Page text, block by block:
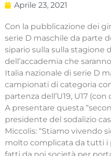
Aprile 23, 2021
Con la pubblicazione dei
serie D maschile da parte
sipario sulla sulla stagione
dell’accademia che
Italia nazionale di serie D
campionati di categoria
partenza dell’U19, U17
A presentare questa
presidente del sodalizio
Miccolis: “Stiamo vivendo
molto complicata da tutti i